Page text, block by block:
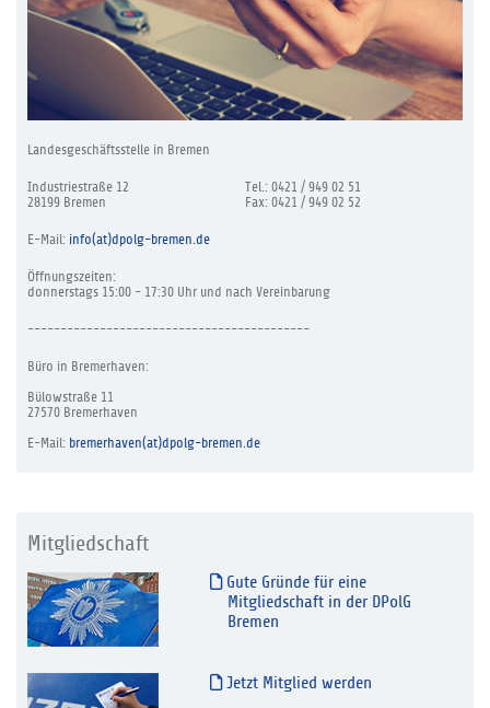
Landesgeschäftsstelle in Bremen
Industriestraße 12
28199 Bremen
Tel.: 0421 / 949 02 51
Fax: 0421 / 949 02 52
E-Mail: info(at)dpolg-bremen.de
Öffnungszeiten:
donnerstags 15:00 - 17:30 Uhr und nach Vereinbarung
-------------------------------------------
Büro in Bremerhaven:
Bülowstraße 11
27570 Bremerhaven
E-Mail: bremerhaven(at)dpolg-bremen.de
Mitgliedschaft
Gute Gründe für eine
Mitgliedschaft in der DPolG
Bremen
Jetzt Mitglied werden